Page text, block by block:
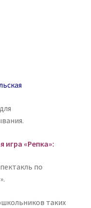
игра «Репка»:
по
таких